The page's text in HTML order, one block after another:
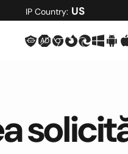
IP Country: US